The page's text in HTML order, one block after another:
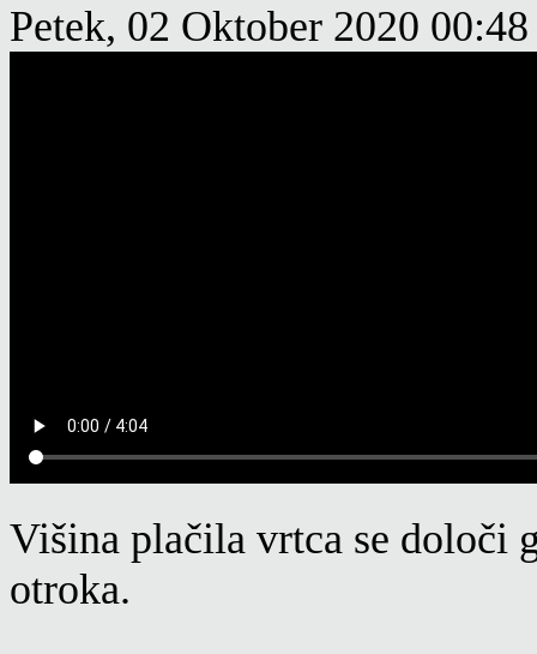
Petek, 02 Oktober 2020 00:48
Višina plačila vrtca se določi
otroka.